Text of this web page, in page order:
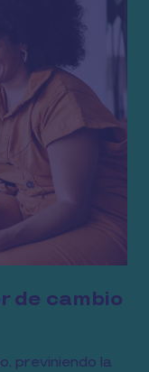
de cambio
previniendo la